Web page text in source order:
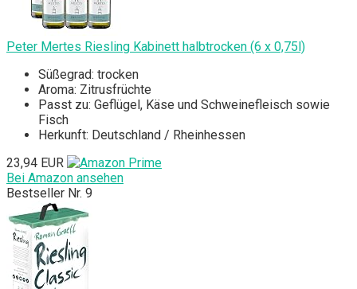
Peter Mertes Riesling Kabinett halbtrocken (6 x 0,75l)
Süßegrad: trocken
Aroma: Zitrusfrüchte
Passt zu: Geflügel, Käse und Schweinefleisch sowie
Fisch
Herkunft: Deutschland / Rheinhessen
23,94 EUR
Bei Amazon ansehen
Bestseller Nr. 9